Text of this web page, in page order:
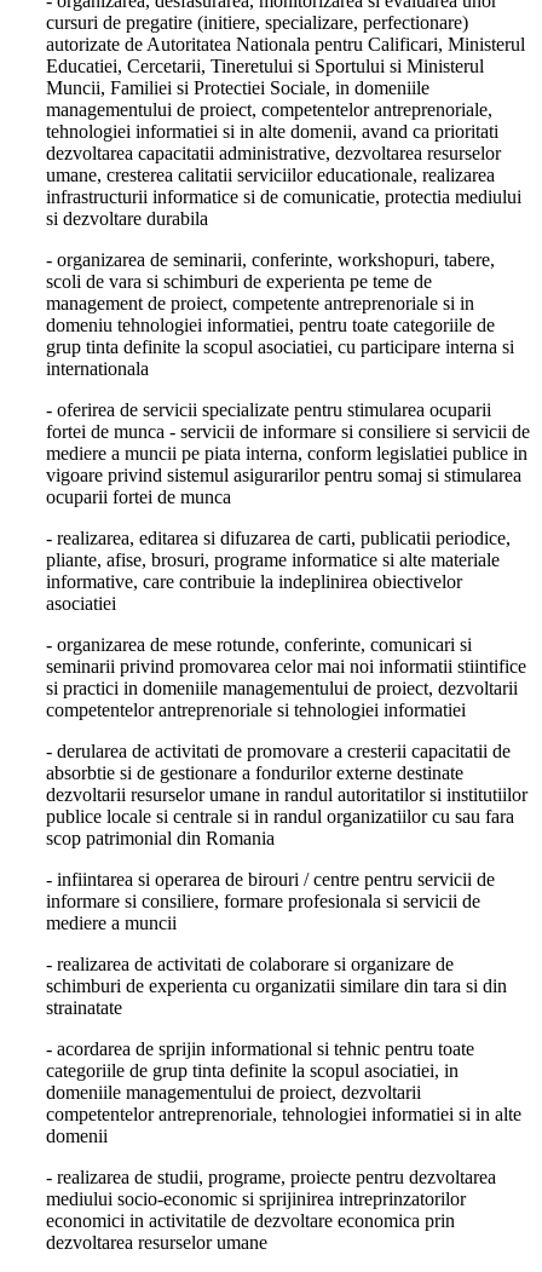
cursuri de pregatire (initiere, specializare, perfectionare)
autorizate de Autoritatea Nationala pentru Calificari, Ministerul
Educatiei, Cercetarii, Tineretului si Sportului si Ministerul
Muncii, Familiei si Protectiei Sociale, in domeniile
managementului de proiect, competentelor antreprenoriale,
tehnologiei informatiei si in alte domenii, avand ca prioritati
dezvoltarea capacitatii administrative, dezvoltarea resurselor
umane, cresterea calitatii serviciilor educationale, realizarea
infrastructurii informatice si de comunicatie, protectia mediului
si dezvoltare durabila
- organizarea de seminarii, conferinte, workshopuri, tabere,
scoli de vara si schimburi de experienta pe teme de
management de proiect, competente antreprenoriale si in
domeniu tehnologiei informatiei, pentru toate categoriile de
grup tinta definite la scopul asociatiei, cu participare interna si
internationala
- oferirea de servicii specializate pentru stimularea ocuparii
fortei de munca - servicii de informare si consiliere si servicii de
mediere a muncii pe piata interna, conform legislatiei publice in
vigoare privind sistemul asigurarilor pentru somaj si stimularea
ocuparii fortei de munca
- realizarea, editarea si difuzarea de carti, publicatii periodice,
pliante, afise, brosuri, programe informatice si alte materiale
informative, care contribuie la indeplinirea obiectivelor
asociatiei
- organizarea de mese rotunde, conferinte, comunicari si
seminarii privind promovarea celor mai noi informatii stiintifice
si practici in domeniile managementului de proiect, dezvoltarii
competentelor antreprenoriale si tehnologiei informatiei
- derularea de activitati de promovare a cresterii capacitatii de
absorbtie si de gestionare a fondurilor externe destinate
dezvoltarii resurselor umane in randul autoritatilor si institutiilor
publice locale si centrale si in randul organizatiilor cu sau fara
scop patrimonial din Romania
- infiintarea si operarea de birouri / centre pentru servicii de
informare si consiliere, formare profesionala si servicii de
mediere a muncii
- realizarea de activitati de colaborare si organizare de
schimburi de experienta cu organizatii similare din tara si din
strainatate
- acordarea de sprijin informational si tehnic pentru toate
categoriile de grup tinta definite la scopul asociatiei, in
domeniile managementului de proiect, dezvoltarii
competentelor antreprenoriale, tehnologiei informatiei si in alte
domenii
- realizarea de studii, programe, proiecte pentru dezvoltarea
mediului socio-economic si sprijinirea intreprinzatorilor
economici in activitatile de dezvoltare economica prin
dezvoltarea resurselor umane